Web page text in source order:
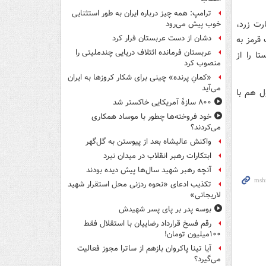
هلند و آرژانتین در جام جهانی ۲۰۲۲ که با دادن ۱۷ کارت زرد،
امروز هم پرکار بود و ۱۲ کارت زرد و ۲ کارت قرمز به
را از
هم با
ترامپ: همه چیز درباره ایران به طور استثنایی
خوب پیش می‌رود
دشان از دست عربستان فرار کرد
عربستان فرمانده ائتلاف دریایی چندملیتی را
منصوب کرد
«کمانِ پرنده» چینی برای شکار کروزها به ایران
می‌آید
۸۰۰ سازۀ آمریکایی خاکستر شد
خود فروخته‌ها چطور با موساد همکاری
می‌کردند؟
واکنش عالیشاه بعد از پیوستن به گل‌گهر
ابتکارات رهبر انقلاب در میدان نبرد
آنچه رهبر شهید سال‌ها پیش دیده بودند
تکذیب ادعای «نحوه ردزنی محل استقرار شهید
لاریجانی»
بوسه‌ پدر بر پای پسر شهیدش
رقم فسخ قرارداد رضاییان با استقلال فقط
۱۰۰میلیون تومان!
آیا تینا پاکروان بازهم از ساترا مجوز فعالیت
می‌گیرد؟